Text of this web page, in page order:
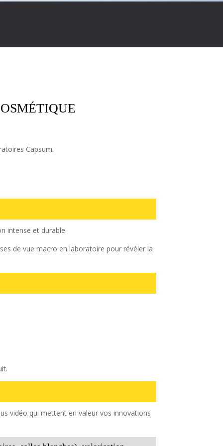
Capsum.
intense et durable.
de vue macro en laboratoire pour révéler la
vidéo qui mettent en valeur vos innovations